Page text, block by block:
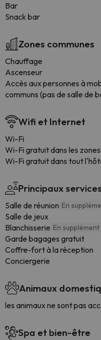
Bar
Snack bar
Zones communes
Chauffage
Ascenseur
Accès aux personnes à
communs (pas de salle de
Wifi et Internet
Wi-Fi
Wi-Fi gratuit dans les
Wi-Fi gratuit dans tout
Principaux
Salle de réunion En
Salle de jeux
Blanchisserie En supplément
Garde bagages gratuit
Coffre-fort à la réception
Conciergerie
Animaux
les animaux ne sont pas
Spa et bien-être